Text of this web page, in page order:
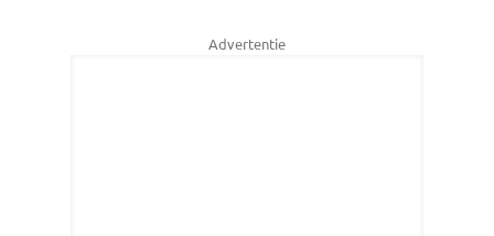
Advertentie